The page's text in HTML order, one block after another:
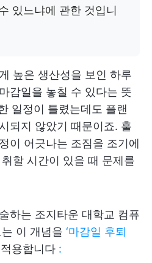
있느냐에 관한 것입니
높은 생산성을 보인 하루
감일을 놓칠 수 있다는 뜻
일정이 틀렸는데도 플랜
되지 않았기 때문이죠. 훌
이 어긋나는 조짐을 조기에
할 시간이 있을 때 문제를
하는 조지타운 대학교 컴퓨
이 개념을 ‘마감일 후퇴
용합니다 :